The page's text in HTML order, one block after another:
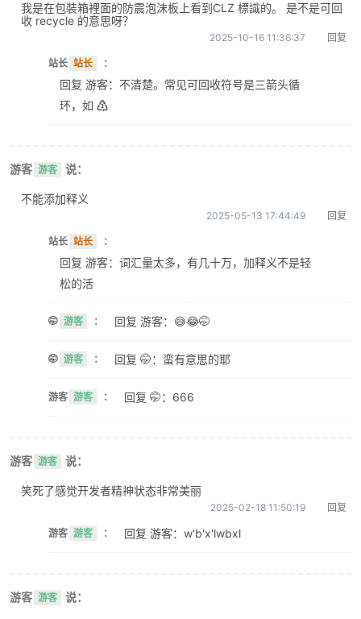
我是在包裝箱裡面的防震泡沫板上看到CLZ 標識的。 是不是可回
收 recycle 的意思呀？
2025-10-16 11:36:37 回复
站长 站长 ：
回复 游客：不清楚。常见可回收符号是三箭头循
环，如 ♴
游客 游客 说：
不能添加释义
2025-05-13 17:44:49 回复
站长 站长 ：
回复 游客：词汇量太多，有几十万，加释义不是轻
松的活
🤭 游客 ： 回复 游客：😅😂🤭
🤭 游客 ： 回复 🤭：蛮有意思的耶
游客 游客 ： 回复 🤭：666
游客 游客 说：
笑死了感觉开发者精神状态非常美丽
2025-02-18 11:50:19 回复
游客 游客 ： 回复 游客：w'b'x'lwbxl
游客 游客 说：